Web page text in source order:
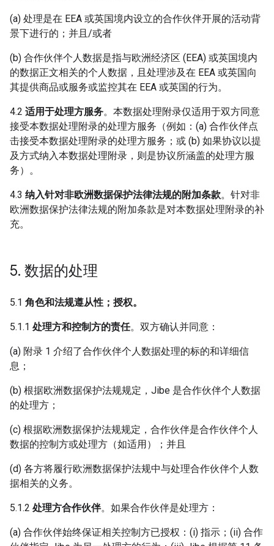
(a) 处理是在 EEA 或英国境内设立的合作伙伴开展的活动背
景下进行的；并且/或者
(b) 合作伙伴个人数据是指与欧洲经济区 (EEA) 或英国境内
的数据正文相关的个人数据，且处理涉及在 EEA 或英国向
其提供商品或服务或监控其在 EEA 或英国的行为。
4.2 适用于处理方服务。本数据处理附录仅适用于双方同意
接受本数据处理附录的处理方服务（例如：(a) 合作伙伴点
击接受本数据处理附录的处理方服务；或 (b) 如果协议以提
及方式纳入本数据处理附录，则是协议所涵盖的处理方服
务）。
4.3 纳入针对非欧洲数据保护法律法规的附加条款。针对非
欧洲数据保护法律法规的附加条款是对本数据处理附录的补
充。
5. 数据的处理
5.1 角色和法规遵从性；授权。
5.1.1 处理方和控制方的责任。双方确认并同意：
(a) 附录 1 介绍了合作伙伴个人数据处理的标的和详细信
息；
(b) 根据欧洲数据保护法规规定，Jibe 是合作伙伴个人数据
的处理方；
(c) 根据欧洲数据保护法规规定，合作伙伴是合作伙伴个人
数据的控制方或处理方（如适用）；并且
(d) 各方将履行欧洲数据保护法规中与处理合作伙伴个人数
据相关的义务。
5.1.2 处理方合作伙伴。如果合作伙伴是处理方：
(a) 合作伙伴始终保证相关控制方已授权：(i) 指示；(ii) 合作